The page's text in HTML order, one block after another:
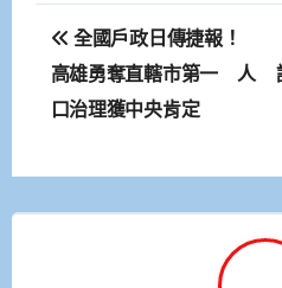
文
章
導
覽
全國戶政日傳捷報！
高雄勇奪直轄市第一 人
口治理獲中央肯定